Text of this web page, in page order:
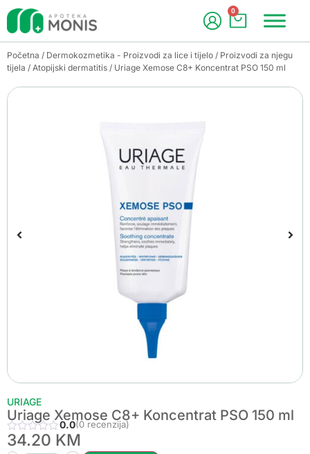
0
Početna / Dermokozmetika - Proizvodi za lice i tijelo / Proizvodi za njegu
tijela / Atopijski dermatitis / Uriage Xemose C8+ Koncentrat PSO 150 ml
URIAGE
Uriage Xemose C8+ Koncentrat PSO 150 ml
0.0(0 recenzija)
34.20 KM